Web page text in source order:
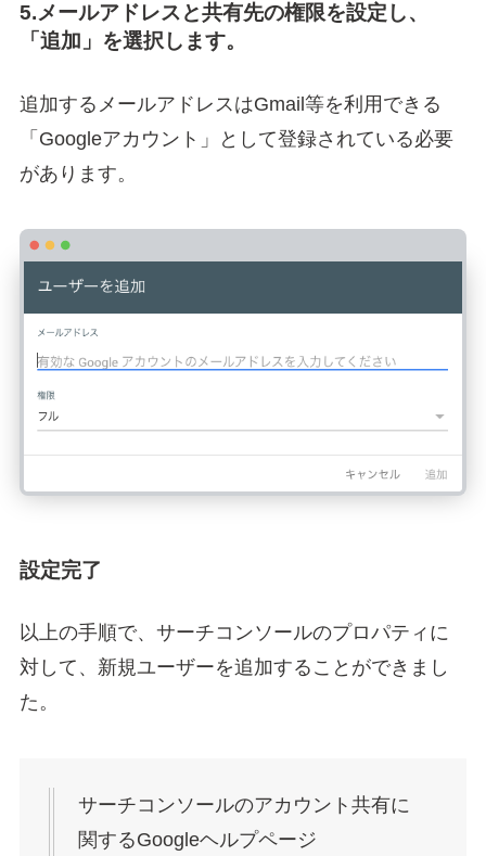
5.メールアドレスと共有先の権限を設定し、
「追加」を選択します。
追加するメールアドレスはGmail等を利用できる
「Googleアカウント」として登録されている必要
があります。
設定完了
以上の手順で、サーチコンソールのプロパティに
対して、新規ユーザーを追加することができまし
た。
サーチコンソールのアカウント共有に
関するGoogleヘルプページ